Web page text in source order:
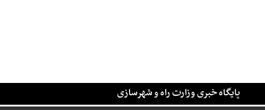
پایگاه خبری وزارت راه و شهرسازی